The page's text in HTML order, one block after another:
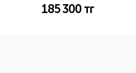
185 300 тг